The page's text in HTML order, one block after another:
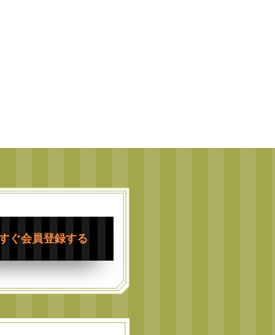
ぐ会員登録する